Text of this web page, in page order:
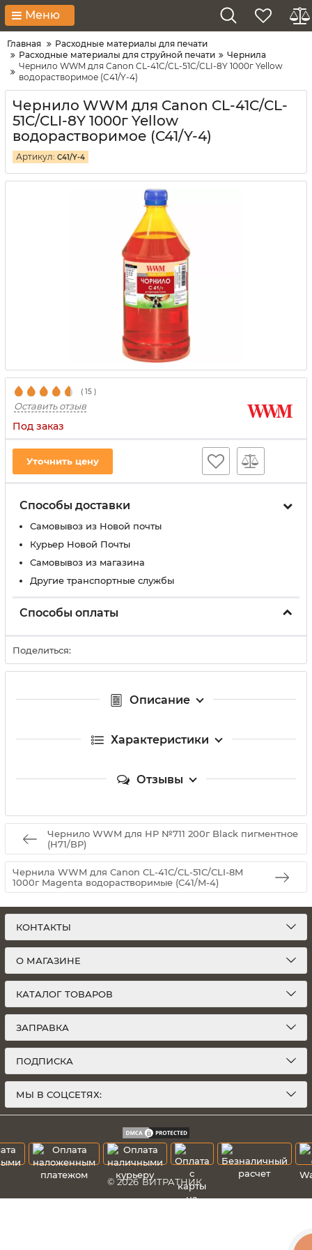
Меню
Главная
Расходные материалы для печати
Расходные материалы для струйной печати
Чернила
Чернило WWM для Canon CL-41C/CL-51C/CLI-8Y 1000г Yellow
водорастворимое (C41/Y-4)
Чернило WWM для Canon CL-41C/CL-
51C/CLI-8Y 1000г Yellow
водорастворимое (C41/Y-4)
Артикул: C41/Y-4
( 15 )
Оставить отзыв
Под заказ
Уточнить цену
Способы доставки
Самовывоз из Новой почты
Курьер Новой Почты
Самовывоз из магазина
Другие транспортные службы
Способы оплаты
Поделиться:
Описание
Характеристики
Отзывы
Чернило WWM для HP №711 200г Black пигментное
(H71/BP)
Чернила WWM для Canon CL-41C/CL-51C/CLI-8M
1000г Magenta водорастворимые (C41/M-4)
КОНТАКТЫ
О МАГАЗИНЕ
КАТАЛОГ ТОВАРОВ
ЗАПРАВКА
ПОДПИСКА
МЫ В СОЦСЕТЯХ:
© 2026 ВИТРАТНИК